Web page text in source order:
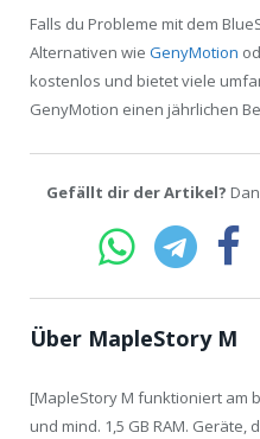
Falls du Probleme mit dem
Alternativen wie GenyMotion
kostenlos und bietet viele
GenyMotion einen jährlichen
Gefällt dir der Artikel?
Über MapleStory M
[MapleStory M funktioniert am
und mind. 1,5 GB RAM.